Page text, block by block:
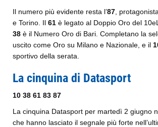
Il numero più evidente resta l’87 ,
e Torino. Il 61 è legato al Doppio Oro del
38 è il Numero Oro di Bari. Completano la
uscito come Oro su Milano e Nazionale, e il
sportivo della serata.
La cinquina di Datasport
10 38 61 83 87
La cinquina Datasport per martedì 2 giugno
che hanno lasciato il segnale più forte